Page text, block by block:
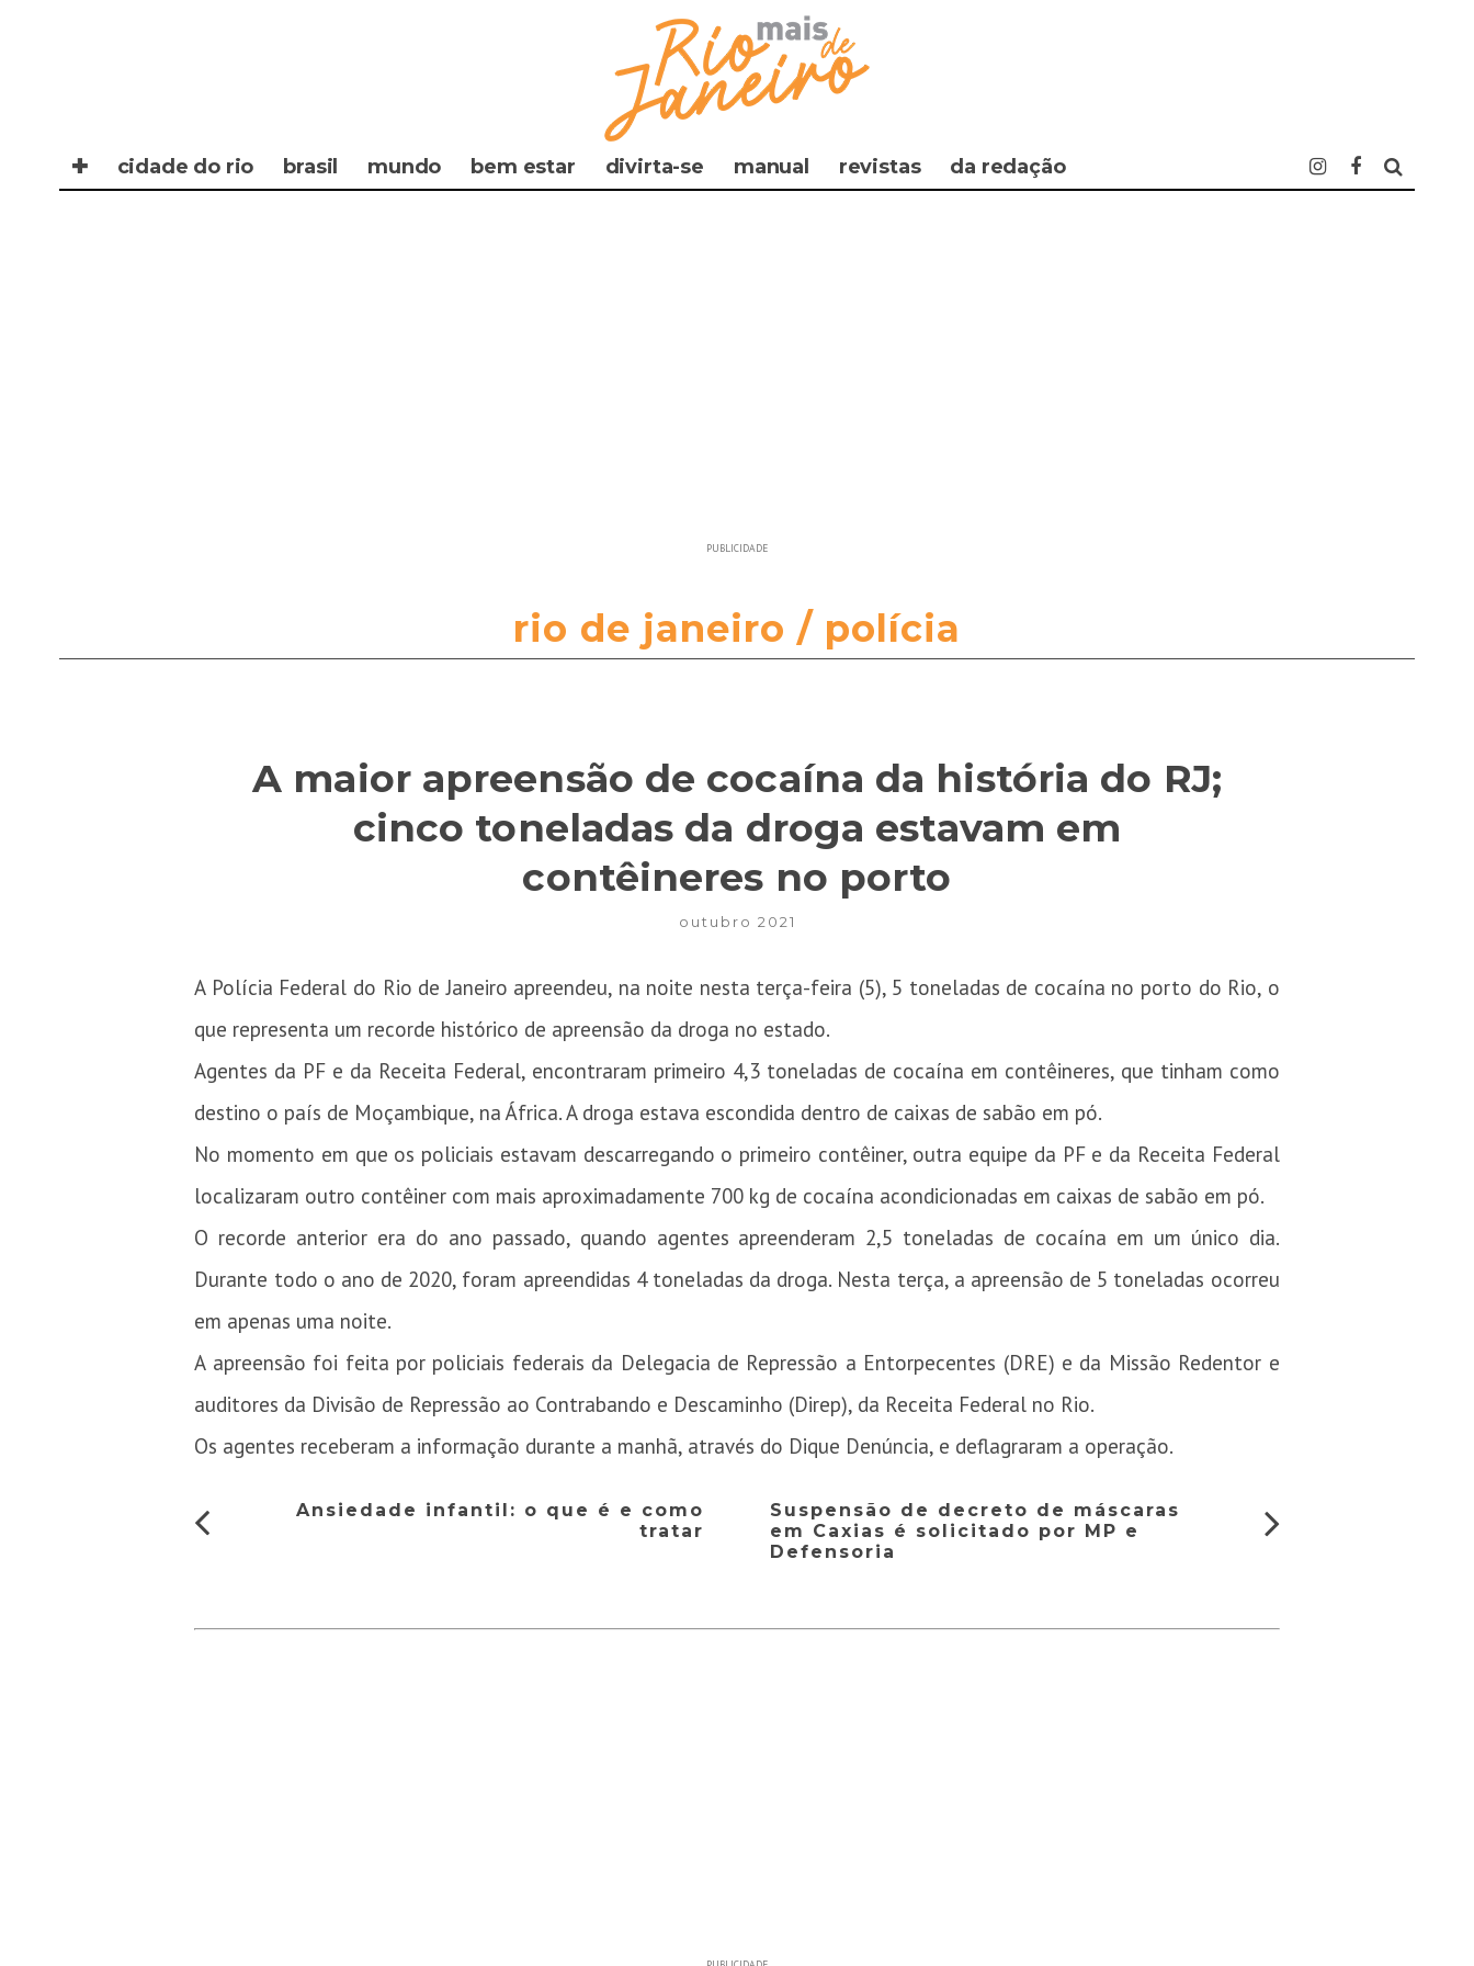
✚ cidade do rio brasil mundo bem estar divirta-se manual revistas da redação
PUBLICIDADE
rio de janeiro / polícia
A maior apreensão de cocaína da história do RJ;
cinco toneladas da droga estavam em
contêineres no porto
outubro 2021
A Polícia Federal do Rio de Janeiro apreendeu, na noite nesta terça-feira (5), 5 toneladas de cocaína no porto do Rio, o
que representa um recorde histórico de apreensão da droga no estado.
Agentes da PF e da Receita Federal, encontraram primeiro 4,3 toneladas de cocaína em contêineres, que tinham como
destino o país de Moçambique, na África. A droga estava escondida dentro de caixas de sabão em pó.
No momento em que os policiais estavam descarregando o primeiro contêiner, outra equipe da PF e da Receita Federal
localizaram outro contêiner com mais aproximadamente 700 kg de cocaína acondicionadas em caixas de sabão em pó.
O recorde anterior era do ano passado, quando agentes apreenderam 2,5 toneladas de cocaína em um único dia.
Durante todo o ano de 2020, foram apreendidas 4 toneladas da droga. Nesta terça, a apreensão de 5 toneladas ocorreu
em apenas uma noite.
A apreensão foi feita por policiais federais da Delegacia de Repressão a Entorpecentes (DRE) e da Missão Redentor e
auditores da Divisão de Repressão ao Contrabando e Descaminho (Direp), da Receita Federal no Rio.
Os agentes receberam a informação durante a manhã, através do Dique Denúncia, e deflagraram a operação.
Ansiedade infantil: o que é e como
tratar
Suspensão de decreto de máscaras
em Caxias é solicitado por MP e
Defensoria